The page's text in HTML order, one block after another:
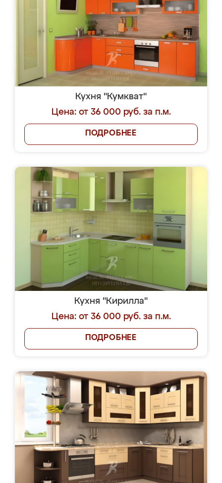
Кухня "Кумкват"
Цена: от 36 000 руб. за п.м.
ПОДРОБНЕЕ
Кухня "Кирилла"
Цена: от 36 000 руб. за п.м.
ПОДРОБНЕЕ